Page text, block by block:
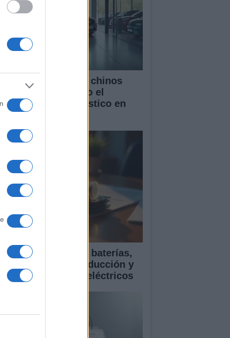
Cómo los vehículos chinos
están transformando el
automovilístico en
España
Guía para comparar baterías,
asistencias a la conducción y
garantía en coches eléctricos